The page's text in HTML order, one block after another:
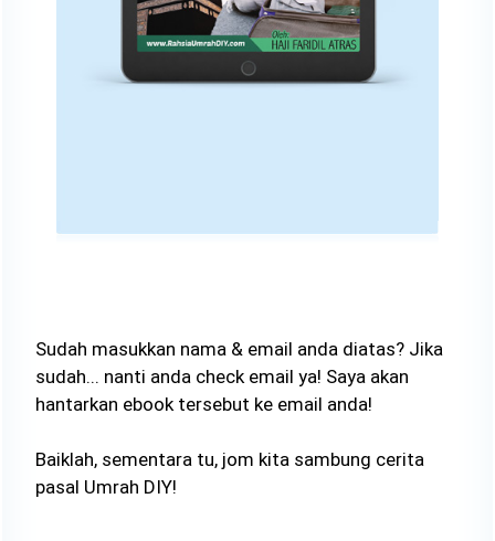
Sudah masukkan nama & email anda diatas? Jika
sudah... nanti anda check email ya! Saya akan
hantarkan ebook tersebut ke email anda!
Baiklah, sementara tu, jom kita sambung cerita
pasal Umrah DIY!